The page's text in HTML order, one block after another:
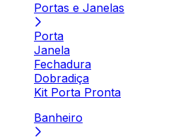
Portas e Janelas
Porta
Janela
Fechadura
Dobradiça
Kit Porta Pronta
Banheiro